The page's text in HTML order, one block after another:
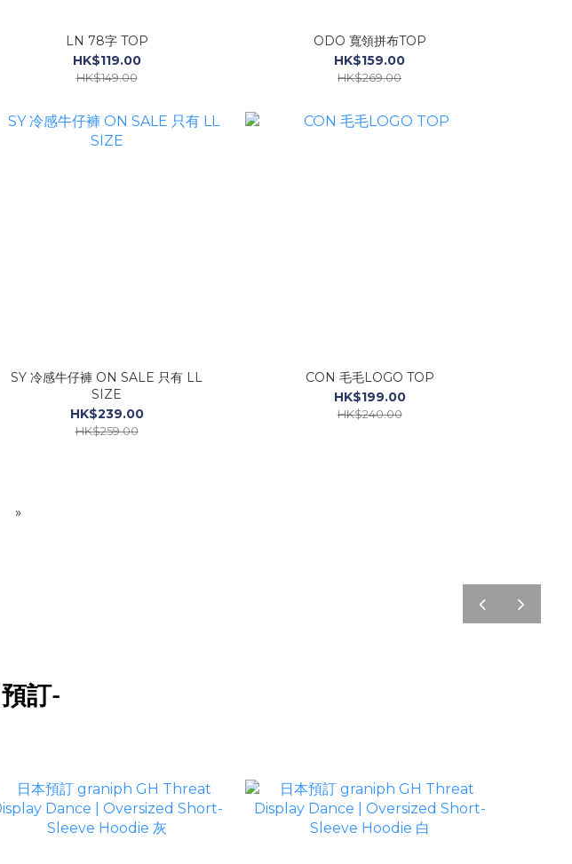
LN 78字 TOP
HK$119.00
HK$149.00
ODO 寬領拼布TOP
HK$159.00
HK$269.00
SY 冷感牛仔褲 ON SALE 只有 LL
SIZE
HK$239.00
HK$259.00
CON 毛毛LOGO TOP
HK$199.00
HK$240.00
»
pre
v
nex
t
預訂-